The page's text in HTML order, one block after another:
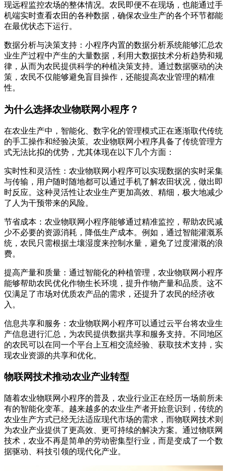
现远程监控农场的整体情况。农民即便不在现场，也能通过手
机端实时查看农田的各种数据，确保农业生产的各个环节都能
在最优状态下运行。
数据分析与决策支持：小程序内置的数据分析系统能够汇总农
业生产过程中产生的大量数据，利用大数据技术分析趋势和规
律，从而为农民提供科学的种植决策支持。通过数据驱动的决
策，农民不仅能够避免盲目操作，还能提高农业管理的精准
性。
为什么选择农业物联网小程序？
在农业生产中，智能化、数字化的管理模式正在逐渐取代传统
的手工操作和经验决策。农业物联网小程序具备了传统管理方
式无法比拟的优势，尤其体现在以下几个方面：
实时性和灵活性：农业物联网小程序可以实现数据的实时采集
与传输，用户随时随地都可以通过手机了解农田状况，做出即
时反应。这种灵活性让农业生产更加高效、精细，极大地减少
了人为干预带来的风险。
节省成本：农业物联网小程序能够通过精准监控，帮助农民减
少不必要的资源消耗，降低生产成本。例如，通过智能灌溉系
统，农民只需根据土壤湿度来控制水量，避免了过度灌溉的浪
费。
提高产量和质量：通过智能化的种植管理，农业物联网小程序
能够帮助农民优化作物生长环境，提升作物产量和品质。这不
仅满足了市场对优质农产品的需求，还提升了农民的经济收
入。
信息共享和服务：农业物联网小程序可以通过云平台将农业生
产信息进行汇总，为农民提供数据共享和服务支持。不同地区
的农民可以在同一个平台上互相交流经验、获取技术支持，实
现农业资源的共享和优化。
物联网技术推动农业产业转型
随着农业物联网小程序的普及，农业行业正在经历一场前所未
有的智能化变革。越来越多的农业生产者开始意识到，传统的
农业生产方式已经无法适应现代市场的需求，而物联网技术则
为农业产业提供了更高效、更可持续的解决方案。通过物联网
技术，农业不再是简单的劳动密集型行业，而是变成了一个数
据驱动、科技引领的现代化产业。